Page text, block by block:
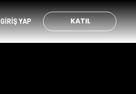
GİRİŞ YAP KATIL